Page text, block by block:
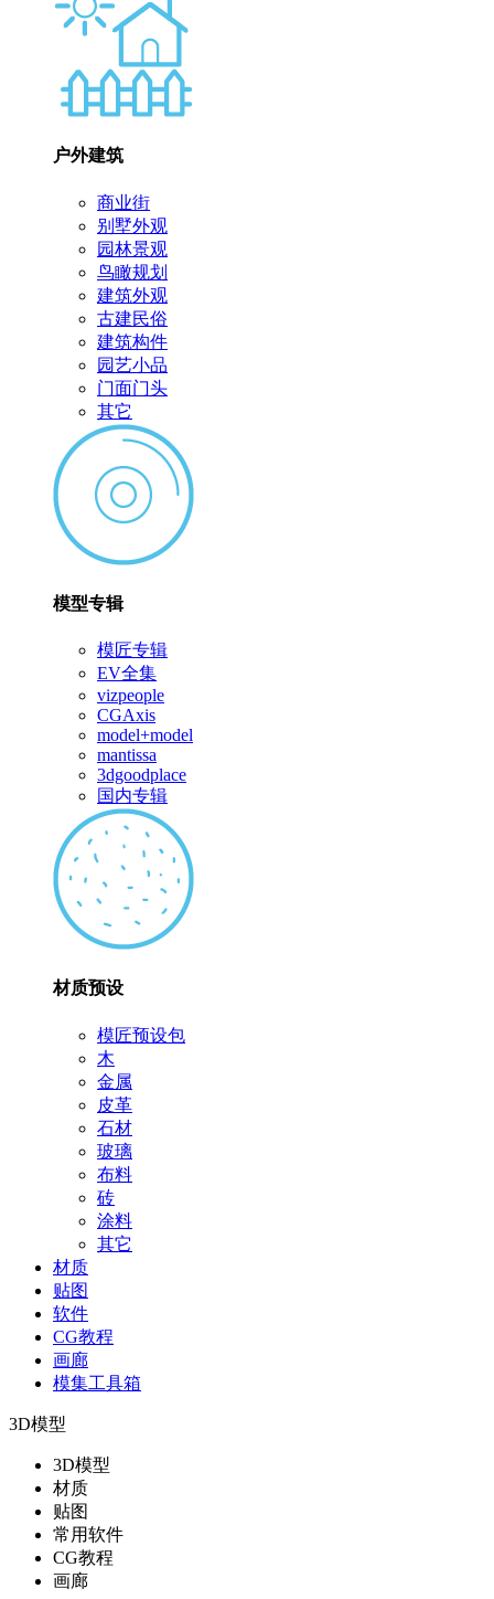
户外建筑
商业街
别墅外观
园林景观
鸟瞰规划
建筑外观
古建民俗
建筑构件
园艺小品
门面门头
其它
模型专辑
模匠专辑
EV全集
vizpeople
CGAxis
model+model
mantissa
3dgoodplace
国内专辑
材质预设
模匠预设包
木
金属
皮革
石材
玻璃
布料
砖
涂料
其它
材质
贴图
软件
CG教程
画廊
模集工具箱
3D模型
3D模型
材质
贴图
常用软件
CG教程
画廊